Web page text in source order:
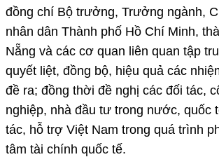
đồng chí Bộ trưởng, Trưởng ngành,
nhân dân Thành phố Hồ Chí Minh,
Nẵng và các cơ quan liên quan tập
quyết liệt, đồng bộ, hiệu quả các
đề ra; đồng thời đề nghị các đối tác,
nghiệp, nhà đầu tư trong nước, quốc
tác, hỗ trợ Việt Nam trong quá trình
tâm tài chính quốc tế.